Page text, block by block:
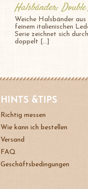
Halsbänder:
Weiche Halsbänder aus
feinem italienischen
Serie zeichnet sich
doppelt [...]
HINTS &TIPS
Richtig messen
Wie kann ich bestellen
Versand
FAQ
Geschäftsbedingungen